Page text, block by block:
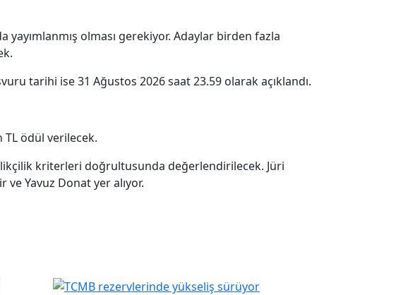
olması gerekiyor. Adaylar birden fazla
tarihi ise 31 Ağustos 2026 saat 23.59 olarak açıklandı.
TL ödül verilecek.
kriterleri doğrultusunda değerlendirilecek. Jüri
ve Yavuz Donat yer alıyor.